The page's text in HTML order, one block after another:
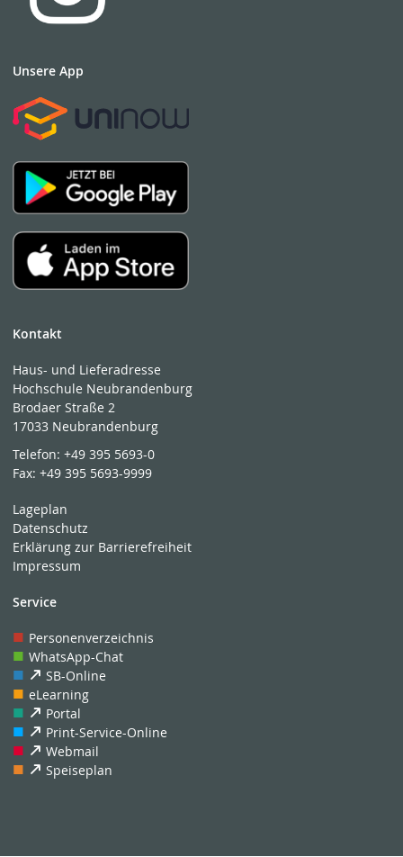
Unsere App
Kontakt
Haus- und Lieferadresse
Hochschule Neubrandenburg
Brodaer Straße 2
17033 Neubrandenburg
Telefon:+49 395 5693-0
Fax:+49 395 5693-9999
Lageplan
Datenschutz
Erklärung zur Barrierefreiheit
Impressum
Service
Personenverzeichnis
WhatsApp-Chat
SB-Online
eLearning
Portal
Print-Service-Online
Webmail
Speiseplan